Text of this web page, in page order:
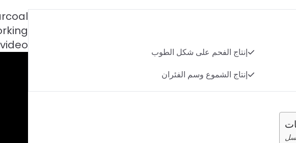
إنتاج الفحم على شكل الطوب
إنتاج الشموع وسم الفئران